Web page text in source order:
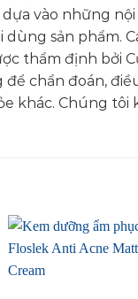
vào những
sản phẩm.
thẩm định bởi
chẩn đoán,
khác. Chúng tôi